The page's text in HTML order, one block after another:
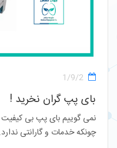
1/9/2
بای پپ گران نخرید !
نمی گوییم بای پپ بی کیفیت
چونکه خدمات و گارانتی ندارد.